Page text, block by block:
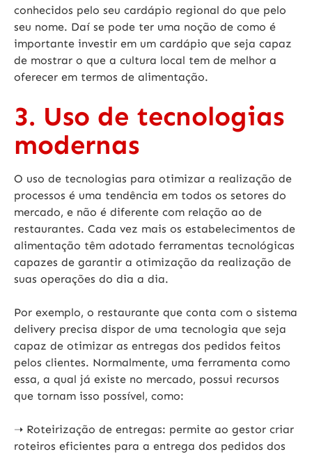
conhecidos pelo seu cardápio regional do que pelo
seu nome. Daí se pode ter uma noção de como é
importante investir em um cardápio que seja capaz
de mostrar o que a cultura local tem de melhor a
oferecer em termos de alimentação.
3. Uso de tecnologias
modernas
O uso de tecnologias para otimizar a realização de
processos é uma tendência em todos os setores do
mercado, e não é diferente com relação ao de
restaurantes. Cada vez mais os estabelecimentos de
alimentação têm adotado ferramentas tecnológicas
capazes de garantir a otimização da realização de
suas operações do dia a dia.
Por exemplo, o restaurante que conta com o sistema
delivery precisa dispor de uma tecnologia que seja
capaz de otimizar as entregas dos pedidos feitos
pelos clientes. Normalmente, uma ferramenta como
essa, a qual já existe no mercado, possui recursos
que tornam isso possível, como:
➝ Roteirização de entregas: permite ao gestor criar
roteiros eficientes para a entrega dos pedidos dos